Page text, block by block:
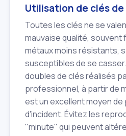
Utilisation de clés
Toutes les clés ne se
mauvaise qualité, souvent
métaux moins résistants,
susceptibles de se
doubles de clés réalisés
professionnel, à partir de
est un excellent moyen
d'incident. Évitez les
"minute" qui peuvent